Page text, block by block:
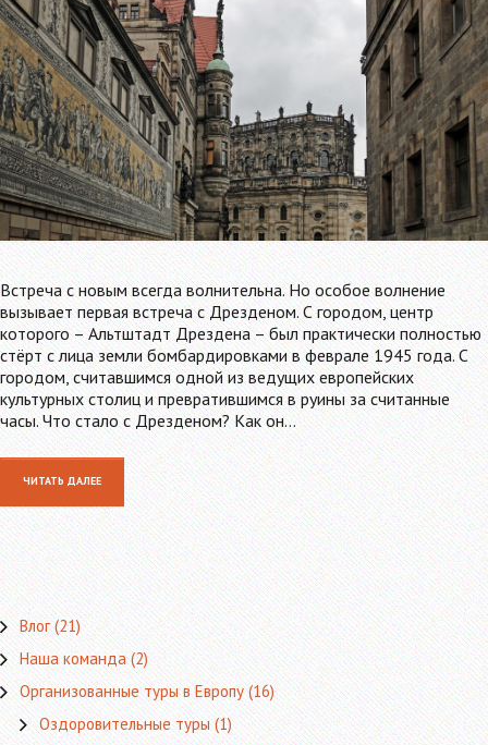
Встреча с новым всегда волнительна. Но особое волнение
вызывает первая встреча с Дрезденом. С городом, центр
которого – Альтштадт Дрездена – был практически полностью
стёрт с лица земли бомбардировками в феврале 1945 года. С
городом, считавшимся одной из ведущих европейских
культурных столиц и превратившимся в руины за считанные
часы. Что стало с Дрезденом? Как он…
ЧИТАТЬ ДАЛЕЕ
Влог(21)
Наша команда(2)
Организованные туры в Европу(16)
Оздоровительные туры(1)